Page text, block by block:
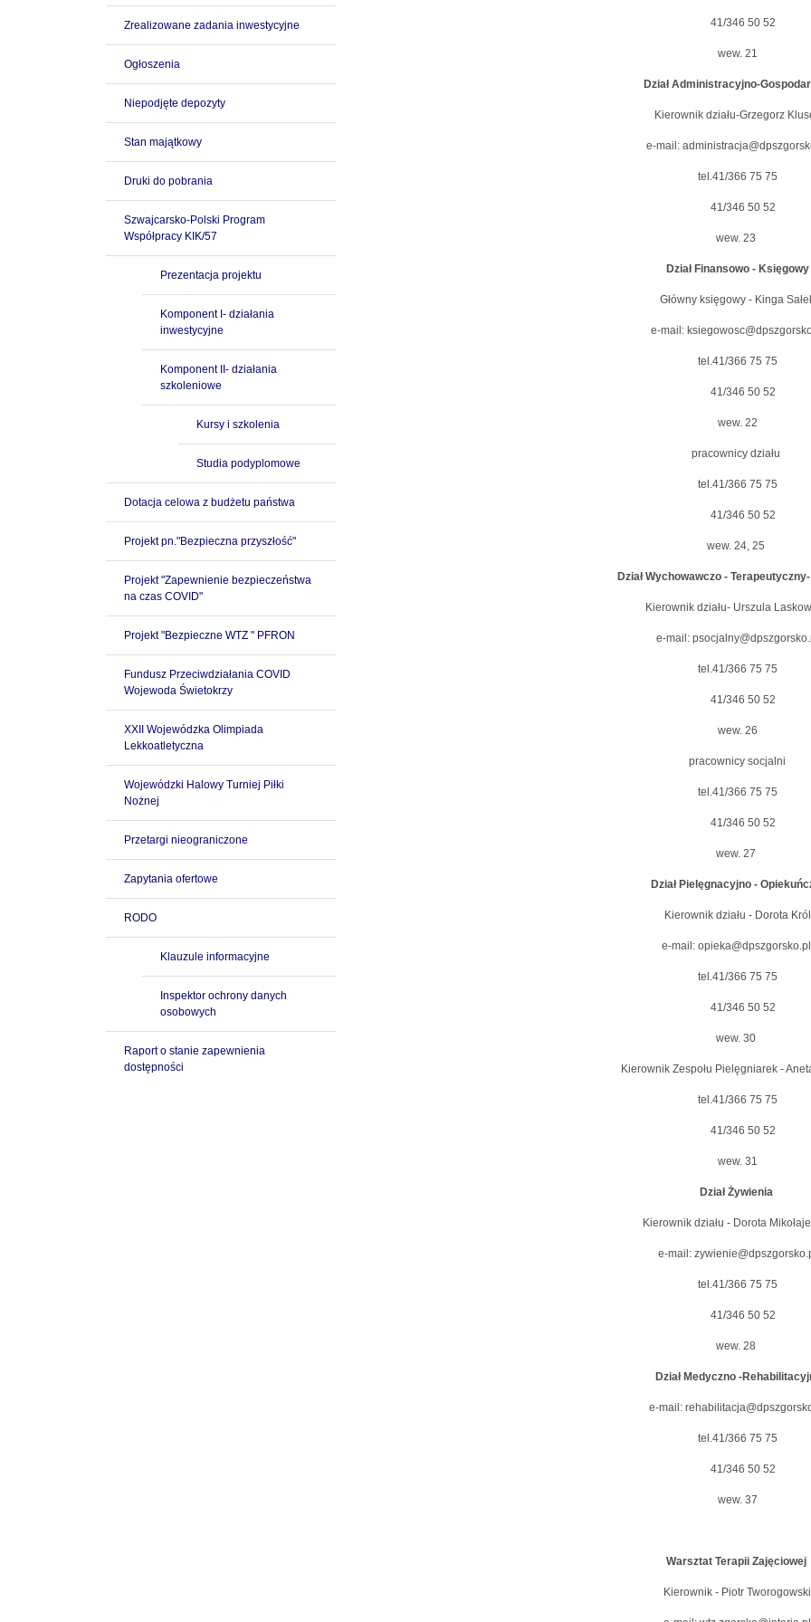
Zrealizowane zadania inwestycyjne
Ogłoszenia
Niepodjęte depozyty
Stan majątkowy
Druki do pobrania
Szwajcarsko-Polski Program
Współpracy KIK/57
Prezentacja projektu
Komponent I- działania
inwestycyjne
Komponent II- działania
szkoleniowe
Kursy i szkolenia
Studia podyplomowe
Dotacja celowa z budżetu państwa
Projekt pn."Bezpieczna przyszłość"
Projekt "Zapewnienie bezpieczeństwa
na czas COVID"
Projekt "Bezpieczne WTZ " PFRON
Fundusz Przeciwdziałania COVID
Wojewoda Świetokrzy
XXII Wojewódzka Olimpiada
Lekkoatletyczna
Wojewódzki Halowy Turniej Piłki
Nożnej
Przetargi nieograniczone
Zapytania ofertowe
RODO
Klauzule informacyjne
Inspektor ochrony danych
osobowych
Raport o stanie zapewnienia
dostępności
41/346 50 52
wew. 21
Dział Administracyjno-
Kierownik działu-Grzegorz
e-mail:
tel.41/366 75 75
41/346 50 52
wew. 23
Dział Finansowo - Księgowy
Główny księgowy - Kinga
e-mail:
tel.41/366 75 75
41/346 50 52
wew. 22
pracownicy działu
tel.41/366 75 75
41/346 50 52
wew. 24, 25
Dział Wychowawczo -
Kierownik działu- Urszula
e-mail:
tel.41/366 75 75
41/346 50 52
wew. 26
pracownicy socjalni
tel.41/366 75 75
41/346 50 52
wew. 27
Dział Pielęgnacyjno -
Kierownik działu - Dorota Król
e-mail: opieka@dpszgorsko.pl
tel.41/366 75 75
41/346 50 52
wew. 30
Kierownik Zespołu Pielęgniarek -
tel.41/366 75 75
41/346 50 52
wew. 31
Dział Żywienia
Kierownik działu - Dorota
e-mail:
tel.41/366 75 75
41/346 50 52
wew. 28
Dział Medyczno -
e-mail:
tel.41/366 75 75
41/346 50 52
wew. 37
Warsztat Terapii Zajęciowej
Kierownik - Piotr Tworogowski